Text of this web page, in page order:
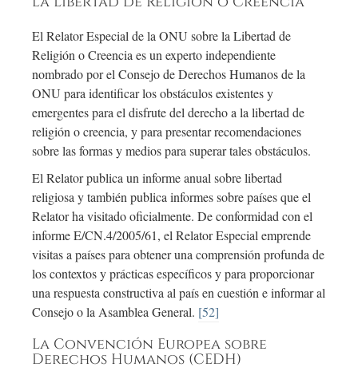
El Relator Especial de la ONU sobre la Libertad de
Religión o Creencia es un experto independiente
nombrado por el Consejo de Derechos Humanos de la
ONU para identificar los obstáculos existentes y
emergentes para el disfrute del derecho a la libertad de
religión o creencia, y para presentar recomendaciones
sobre las formas y medios para superar tales obstáculos.
El Relator publica un informe anual sobre libertad
religiosa y también publica informes sobre países que el
Relator ha visitado oficialmente. De conformidad con el
informe E/CN.4/2005/61, el Relator Especial emprende
visitas a países para obtener una comprensión profunda de
los contextos y prácticas específicos y para proporcionar
una respuesta constructiva al país en cuestión e informar al
Consejo o la Asamblea General. [52]
La Convención Europea sobre
Derechos Humanos (CEDH)